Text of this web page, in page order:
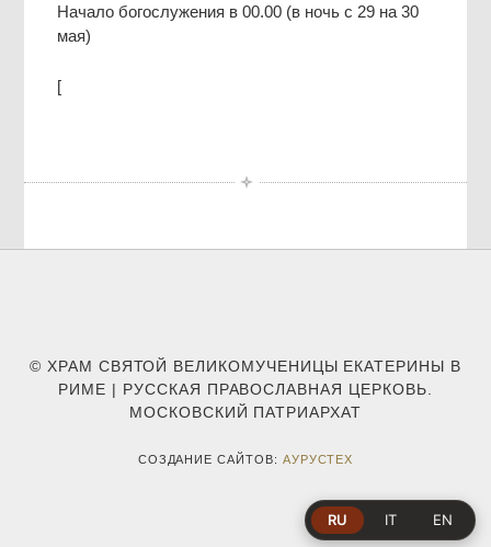
RU IT EN
Начало богослужения в 00.00 (в ночь с 29 на 30
мая)
[
© ХРАМ СВЯТОЙ ВЕЛИКОМУЧЕНИЦЫ ЕКАТЕРИНЫ В
РИМЕ | РУССКАЯ ПРАВОСЛАВНАЯ ЦЕРКОВЬ.
МОСКОВСКИЙ ПАТРИАРХАТ
СОЗДАНИЕ САЙТОВ: АУРУСТЕХ